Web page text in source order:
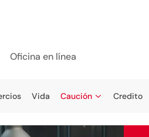
Vida Caución Credito
Oficina en línea